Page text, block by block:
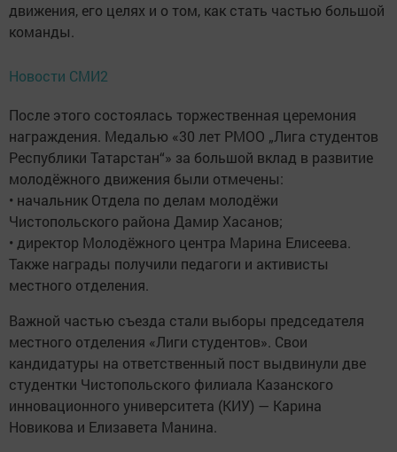
движения, его целях и о том, как стать частью большой
команды.
Новости СМИ2
После этого состоялась торжественная церемония
награждения. Медалью «30 лет РМОО „Лига студентов
Республики Татарстан“» за большой вклад в развитие
молодёжного движения были отмечены:
• начальник Отдела по делам молодёжи
Чистопольского района Дамир Хасанов;
• директор Молодёжного центра Марина Елисеева.
Также награды получили педагоги и активисты
местного отделения.
Важной частью съезда стали выборы председателя
местного отделения «Лиги студентов». Свои
кандидатуры на ответственный пост выдвинули две
студентки Чистопольского филиала Казанского
инновационного университета (КИУ) — Карина
Новикова и Елизавета Манина.